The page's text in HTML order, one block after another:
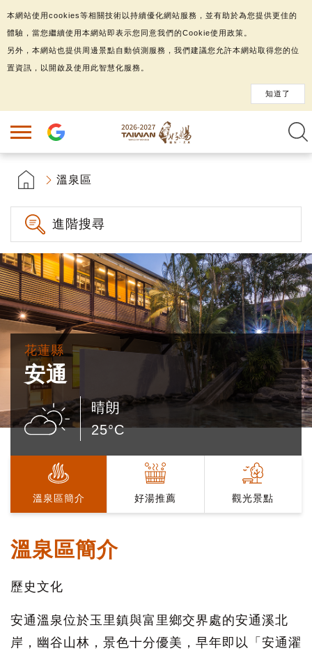
溫泉區
進階搜尋
花蓮縣
安通
晴朗
25°C
溫泉區簡介 好湯推薦 觀光景點
溫泉區簡介
歷史文化
安通溫泉位於玉里鎮與富里鄉交界處的安通溪北
岸，幽谷山林，景色十分優美，早年即以「安通濯
本網站使用cookies等相關技術以持續優化網站服務，並有助於為您提供更佳的
體驗，當您繼續使用本網站即表示您同意我們的Cookie使用政策。
另外，本網站也提供周邊景點自動偵測服務，我們建議您允許本網站取得您的位
置資訊，以開啟及使用此智慧化服務。
知道了